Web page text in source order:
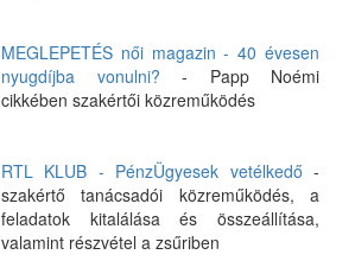
MEGLEPETÉS női magazin - 40 évesen
nyugdíjba vonulni? - Papp Noémi
cikkében szakértői közreműködés
RTL KLUB - PénzÜgyesek vetélkedő -
szakértő tanácsadói közreműködés, a
feladatok kitalálása és összeállítása,
valamint részvétel a zsűriben